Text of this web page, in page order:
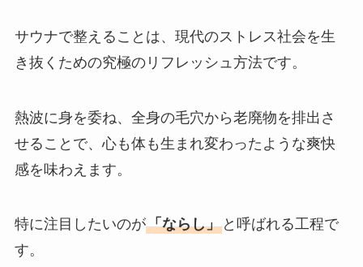
サウナで整えることは、現代のストレス社会を生
き抜くための究極のリフレッシュ方法です。
熱波に身を委ね、全身の毛穴から老廃物を排出さ
せることで、心も体も生まれ変わったような爽快
感を味わえます。
特に注目したいのが「ならし」と呼ばれる工程で
す。